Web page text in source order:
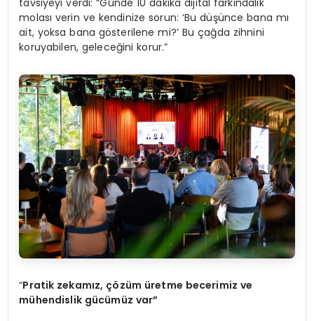
molası verin ve kendinize sorun: ‘Bu düşünce bana mı
ait, yoksa bana gösterilene mi?’ Bu çağda zihnini
koruyabilen, geleceğini korur.”
“Pratik zekamız, çözüm üretme becerimiz ve
mühendislik gücümüz var”